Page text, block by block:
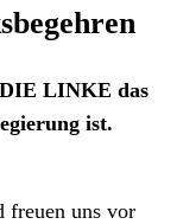
LINKE das
ist.
freuen uns vor